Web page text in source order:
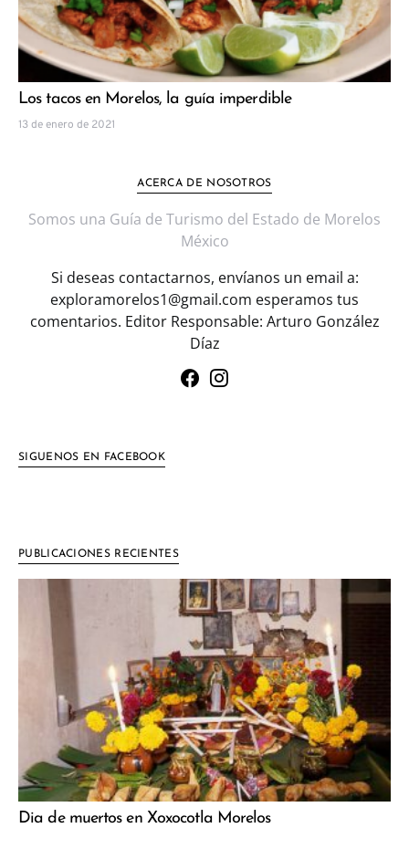
Los tacos en Morelos, la guía imperdible
13 de enero de 2021
ACERCA DE NOSOTROS
Somos una Guía de Turismo del Estado de Morelos
México
Si deseas contactarnos, envíanos un email a:
exploramorelos1@gmail.com esperamos tus
comentarios. Editor Responsable: Arturo González
Díaz
SIGUENOS EN FACEBOOK
PUBLICACIONES RECIENTES
Dia de muertos en Xoxocotla Morelos